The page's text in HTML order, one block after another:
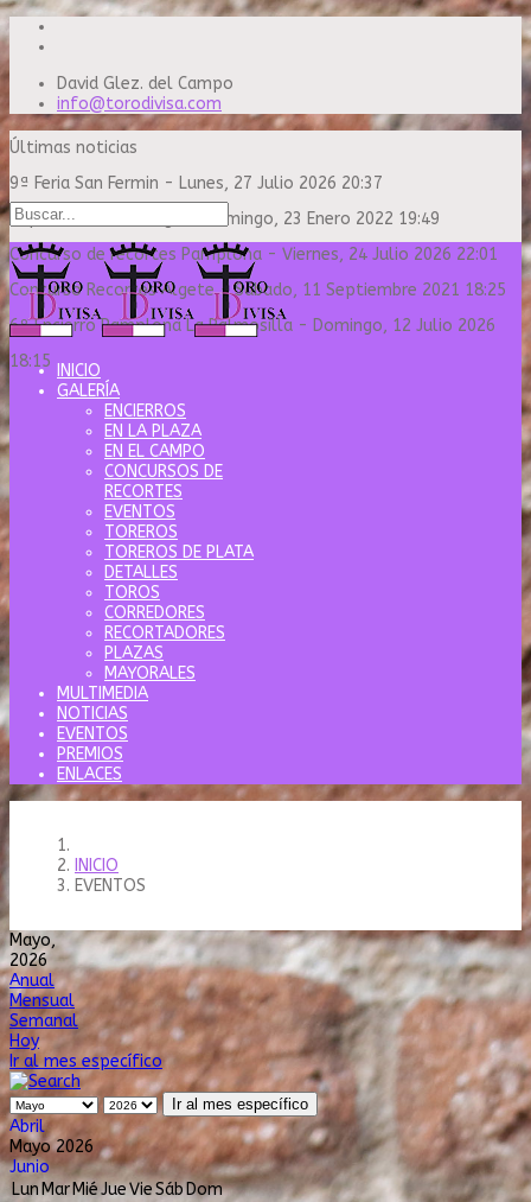
David Glez. del Campo
info@torodivisa.com
Últimas noticias
9ª Feria San Fermin - Lunes, 27 Julio 2026 20:37
Capea Sanse Domingo
Domingo, 23 Enero 2022 19:49
Concurso de recortes Pamplona - Viernes, 24 Julio 2026 22:01
Concurso Recortes Algete-Sábado, 11 Septiembre 2021 18:25
6º Encierro Pamplona La Palmosilla - Domingo, 12 Julio 2026
18:15
INICIO
GALERÍA
ENCIERROS
EN LA PLAZA
EN EL CAMPO
CONCURSOS DE
RECORTES
EVENTOS
TOREROS
TOREROS DE PLATA
DETALLES
TOROS
CORREDORES
RECORTADORES
PLAZAS
MAYORALES
MULTIMEDIA
NOTICIAS
EVENTOS
PREMIOS
ENLACES
INICIO
EVENTOS
Mayo,
2026
Anual
Mensual
Semanal
Hoy
Ir al mes específico
Ir al mes específico
Abril
Mayo 2026
Junio
Lun Mar MiéJueVieSábDom